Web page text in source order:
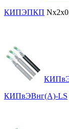
КИПЭПКП
КИПвЭВнг(А)-LS